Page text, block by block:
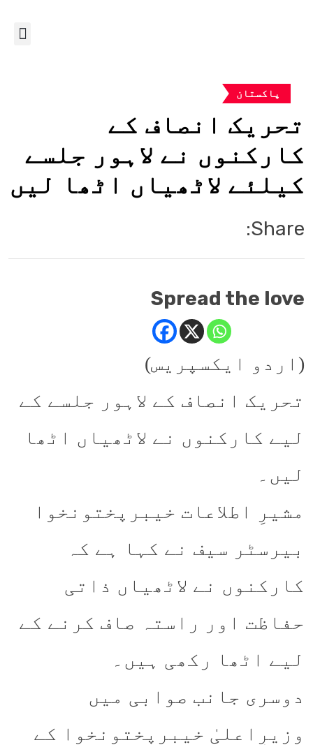
پاکستان
تحریک انصاف کے
کارکنوں نے لاہور جلسے
کیلئے لاٹھیاں اٹھا لیں
Share:
Spread the love
(اردو ایکسپریس)
تحریک انصاف کے لاہور جلسے کے
لیے کارکنوں نے لاٹھیاں اٹھا
لیں۔
مشیرِ اطلاعات خیبرپختونخوا
بیرسٹر سیف نے کہا ہے کہ
کارکنوں نے لاٹھیاں ذاتی
حفاظت اور راستہ صاف کرنے کے
لیے اٹھا رکھی ہیں۔
دوسری جانب صوابی میں
وزیرِاعلیٰ خیبرپختونخوا کے